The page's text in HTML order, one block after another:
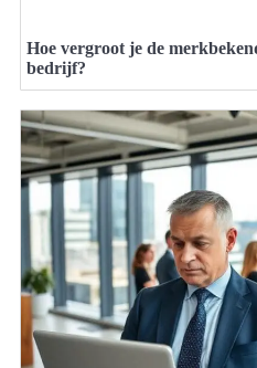
Hoe vergroot je de
bedrijf?